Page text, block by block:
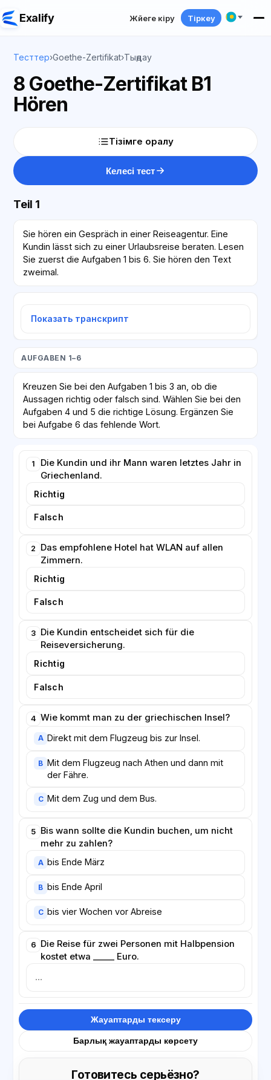
Exalify Жүйеге кіру Тіркеу
Тесттер›Goethe-Zertifikat›Тыңдау
8 Goethe-Zertifikat B1
Hören
Тізімге оралу
Келесі тест
Teil 1
Sie hören ein Gespräch in einer Reiseagentur. Eine
Kundin lässt sich zu einer Urlaubsreise beraten. Lesen
Sie zuerst die Aufgaben 1 bis 6. Sie hören den Text
zweimal.
Показать транскрипт
AUFGABEN 1–6
Kreuzen Sie bei den Aufgaben 1 bis 3 an, ob die
Aussagen richtig oder falsch sind. Wählen Sie bei den
Aufgaben 4 und 5 die richtige Lösung. Ergänzen Sie
bei Aufgabe 6 das fehlende Wort.
1
Die Kundin und ihr Mann waren letztes Jahr in
Griechenland.
Richtig
Falsch
2
Das empfohlene Hotel hat WLAN auf allen
Zimmern.
Richtig
Falsch
3
Die Kundin entscheidet sich für die
Reiseversicherung.
Richtig
Falsch
4 Wie kommt man zu der griechischen Insel?
A Direkt mit dem Flugzeug bis zur Insel.
B Mit dem Flugzeug nach Athen und dann mit
der Fähre.
C Mit dem Zug und dem Bus.
5 Bis wann sollte die Kundin buchen, um nicht
mehr zu zahlen?
A bis Ende März
B bis Ende April
C bis vier Wochen vor Abreise
6 Die Reise für zwei Personen mit Halbpension
kostet etwa _____ Euro.
Жауаптарды тексеру
Барлық жауаптарды көрсету
Готовитесь серьёзно?